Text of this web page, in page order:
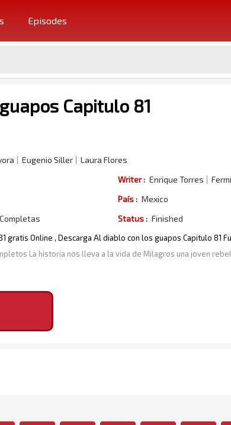
Episodes
Capitulo 81
Eugenio Siller
Laura Flores
Writer : Enrique Torres
País : Mexico
Status : Finished
gratis Online , Descarga Al diablo con los guapos Capitulo 81
La historia nos lleva a la vida de Milagros una joven